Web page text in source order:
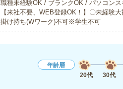
職種未経験OK / ブランクOK / パソコン
【来社不要、WEB登録OK！】〇未経
掛け持ち(Wワーク)不可※学生不可
年齢層
20代
30代